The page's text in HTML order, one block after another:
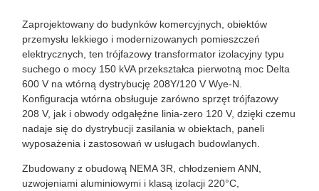
Zaprojektowany do budynków komercyjnych, obiektów
przemysłu lekkiego i modernizowanych pomieszczeń
elektrycznych, ten trójfazowy transformator izolacyjny typu
suchego o mocy 150 kVA przekształca pierwotną moc Delta
600 V na wtórną dystrybucję 208Y/120 V Wye-N.
Konfiguracja wtórna obsługuje zarówno sprzęt trójfazowy
208 V, jak i obwody odgałęźne linia-zero 120 V, dzięki czemu
nadaje się do dystrybucji zasilania w obiektach, paneli
wyposażenia i zastosowań w usługach budowlanych.
Zbudowany z obudową NEMA 3R, chłodzeniem ANN,
uzwojeniami aluminiowymi i klasą izolacji 220°C,